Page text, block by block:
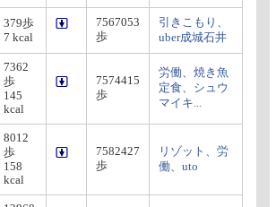
379歩
7 kcal
7567053
歩
引きこもり、
uber成城石井
7362
歩
145
kcal
7574415
歩
労働、焼き魚
定食、シュウ
マイキ...
8012
歩
158
kcal
7582427
歩
リゾット、労
働、uto